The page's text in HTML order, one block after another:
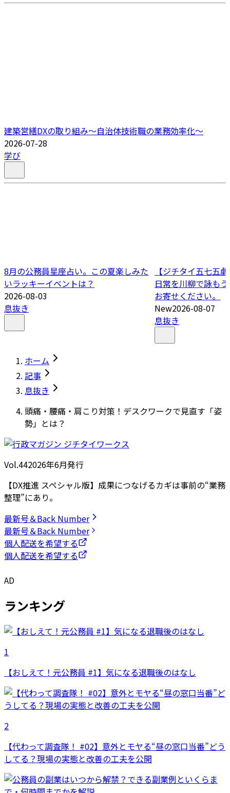
建築営繕DXの取り組み～自治体技術職の業務効率化～
2026-07-28
学び
8月の公務員星座占い。この夏楽しみた
いラッキーイベントは？
2026-08-03
息抜き
【ジチタイ五七五
日常を川柳で詠も
お寄せください。
New2026-08-07
息抜き
ホーム
記事
息抜き
頭痛・腰痛・肩こり対策！デスクワークで見直す「姿
勢」とは？
Vol.442026年6月発行
【DX推進 スペシャル版】成果につなげるカギは事前の“業務
整理”にあり。
最新号＆Back Number
最新号＆Back Number
個人配送を希望する
個人配送を希望する
AD
ランキング
1
【おしえて！元公務員 #1】気になる退職後のはなし
2
【代わって調査隊！ #02】意外とモヤる“昼の窓口当番”どう
してる？現場の実態と改善の工夫を公開